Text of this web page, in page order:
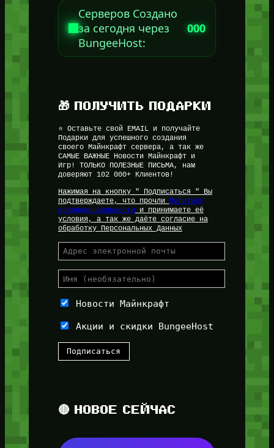
Серверов Создано
за сегодня через
BungeeHost:
000
🎁 ПОЛУЧИТЬ ПОДАРКИ
⭐ Оставьте свой EMAIL и получайте
Подарки для успешного создания
своего Майнкрафт сервера, а так же
САМЫЕ ВАЖНЫЕ Новости Майнкрафт и
Игр! ТОЛЬКО ПОЛЕЗНЫЕ ПИСЬМА, нам
доверяют 102 000+ Клиентов!
Нажимая на кнопку " Подписаться " Вы
подтверждаете, что прочли Политику
Конфиденциальностии принимаете её
условия, а так же даёте согласие на
обработку Персональных Данных
Новости Майнкрафт
Акции и скидки BungeeHost
🔴 НОВОЕ СЕЙЧАС